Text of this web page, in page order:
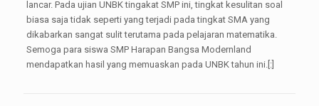
lancar. Pada ujian UNBK tingakat SMP ini, tingkat kesulitan soal
biasa saja tidak seperti yang terjadi pada tingkat SMA yang
dikabarkan sangat sulit terutama pada pelajaran matematika.
Semoga para siswa SMP Harapan Bangsa Modernland
mendapatkan hasil yang memuaskan pada UNBK tahun ini.[:]